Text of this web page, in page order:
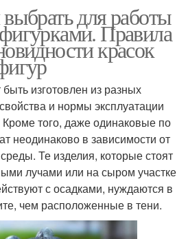
для работы
Правила
красок
изготовлен из разных
и нормы эксплуатации
Кроме того, даже одинаковые по
неодинаково в зависимости от
Те изделия, которые стоят
лучами или на сыром участке
с осадками, нуждаются в
чем расположенные в тени.